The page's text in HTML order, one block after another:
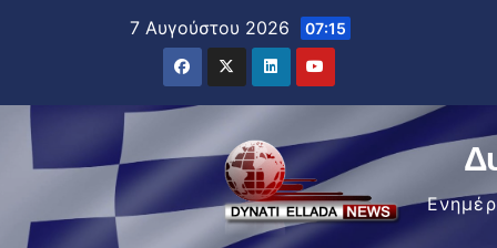
7 Αυγούστου 2026 07:15